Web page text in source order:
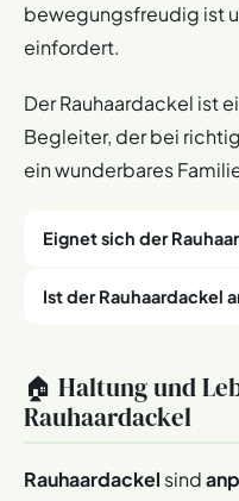
bewegungsfreudig ist
einfordert.
Der Rauhaardackel ist
Begleiter, der bei
ein wunderbares
Eignet sich der
Ja, der Rauhaardackel
Loyalität und
eine starke Bindung
treu und anhänglich.
Verspieltheit und
Ist der Rauhaardackel
wenn sie bereit sind, sich
und seinen Bedürfnissen
intelligenten und
benötigen aber
🏠 Haltung und
Rauhaardackel
Rauhaardackel sind